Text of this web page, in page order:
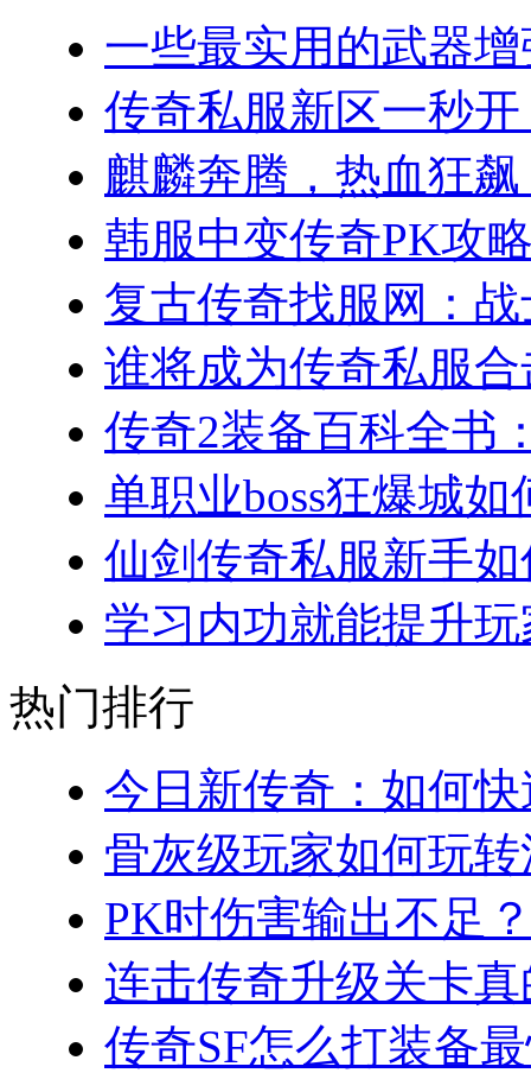
一些最实用的武器
传奇私服新区一秒开
麒麟奔腾，热血狂
韩服中变传奇PK攻
复古传奇找服网：
谁将成为传奇私服
传奇2装备百科全书
单职业boss狂爆城
仙剑传奇私服新手
学习内功就能提升
热门排行
今日新传奇：如何
骨灰级玩家如何玩
PK时伤害输出不足
连击传奇升级关卡
传奇SF怎么打装备